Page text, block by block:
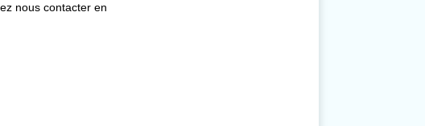
nous contacter en